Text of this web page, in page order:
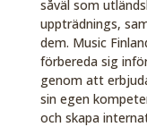
såväl som
uppträdnings,
dem. Music
förbereda sig
genom att
sin egen
och skapa